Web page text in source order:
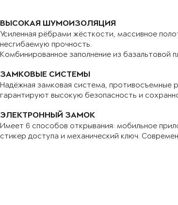
ВЫСОКАЯ ШУМОИЗОЛЯЦИЯ
Усиленная рёбрами жёсткости, массивное
несгибаемую прочность.
Комбинированное заполнение из базальтовой
ЗАМКОВЫЕ СИСТЕМЫ
Надёжная замковая система, противосъемные
гарантируют высокую безопасность и
ЭЛЕКТРОННЫЙ ЗАМОК
Имеет 6 способов открывания: мобильное
стикер доступа и механический ключ.